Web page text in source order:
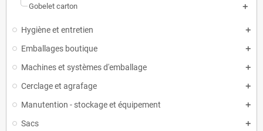
Gobelet carton
Hygiène et entretien
Emballages boutique
Machines et systèmes d'emballage
Cerclage et agrafage
Manutention - stockage et équipement
Sacs